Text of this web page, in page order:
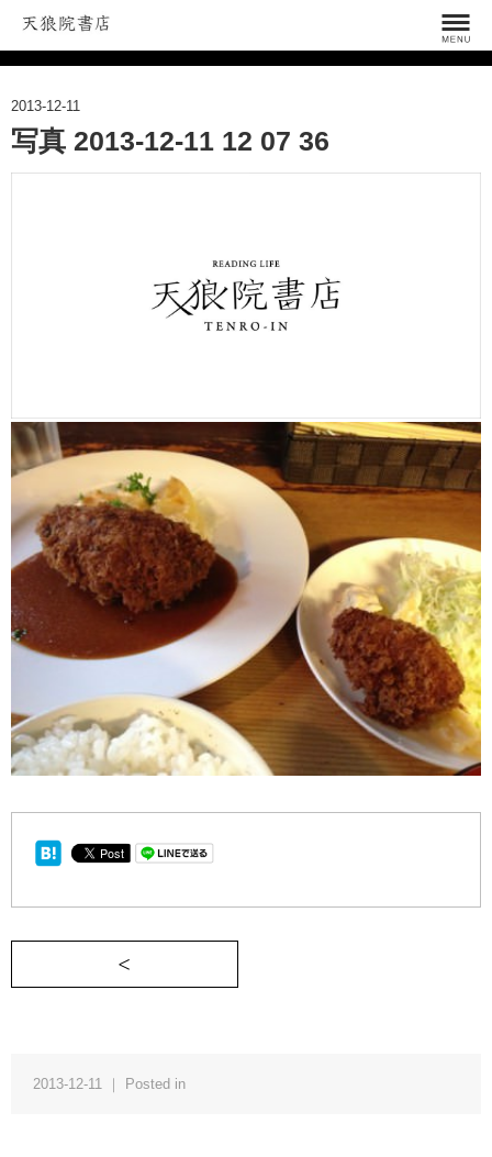
2013-12-11
写真 2013-12-11 12 07 36
2013-12-11 ｜ Posted in